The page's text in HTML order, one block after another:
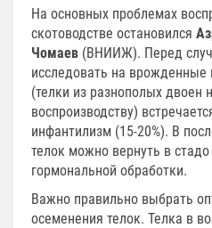
На основных проблемах
скотоводстве остановился
Чомаев (ВНИИЖ). Перед
исследовать на врожденные
(телки из разнополых двоен
воспроизводству)
инфантилизм (15-20%). В
телок можно вернуть в
гормональной обработки.
Важно правильно выбрать
осеменения телок. Телка в